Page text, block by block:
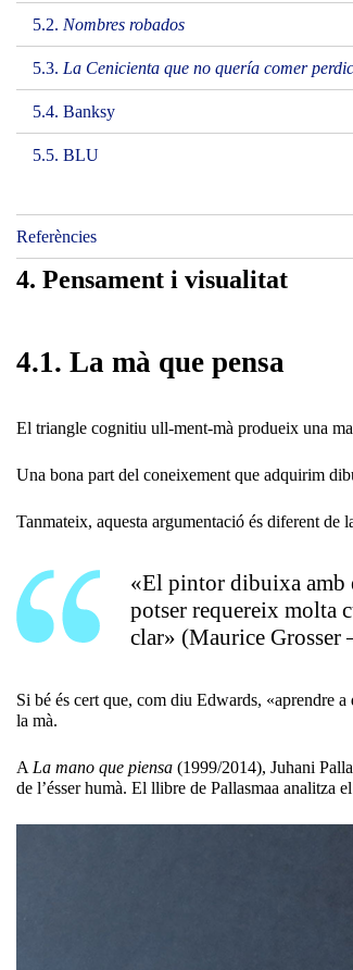
5.2. Nombres robados
5.3. La Cenicienta que no quería comer
5.4. Banksy
5.5. BLU
Referències
4. Pensament i visualitat
4.1. La mà que pensa
El triangle cognitiu ull-ment-mà produeix una
Una bona part del coneixement que adquirim
Tanmateix, aquesta argumentació és diferent de
«El pintor dibuixa amb
potser requereix molta
clar» (Maurice
Si bé és cert que, com diu Edwards, «aprendre
la mà.
A La mano que piensa (1999/2014), Juhani
de l’ésser humà. El llibre de Pallasmaa analitza